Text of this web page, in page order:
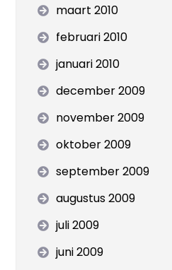
maart 2010
februari 2010
januari 2010
december 2009
november 2009
oktober 2009
september 2009
augustus 2009
juli 2009
juni 2009